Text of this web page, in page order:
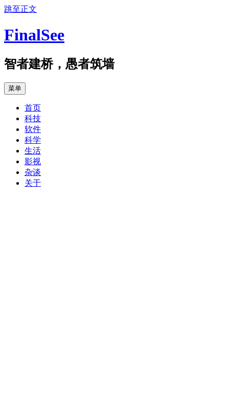
跳至正文
FinalSee
智者建桥，愚者筑墙
菜单
首页
科技
软件
科学
生活
影视
杂谈
关于